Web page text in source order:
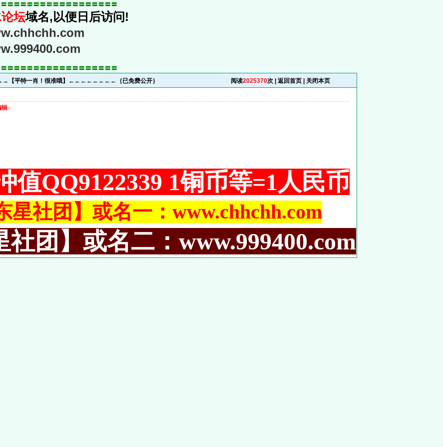
〓〓〓〓〓〓〓〓〓〓〓〓〓〓〓〓〓
坛域名,以便日后访问!
〓〓〓〓〓〓〓〓〓〓〓〓〓〓〓〓〓
【平特一肖！很准哦】←←←←←←←←｛已免费公开｝ 阅读2025370次 | 返回首页 关闭本页
辑u
值QQ9122339 1铜币等=1人民币
星社团】或名一：www.chhchh.com
社团】或名二：www.999400.com